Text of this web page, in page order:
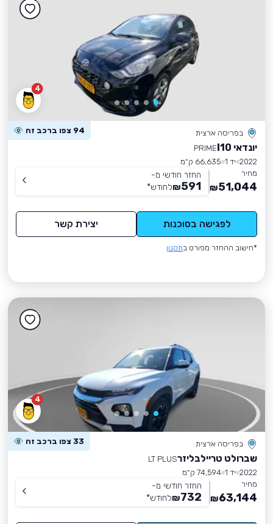
4
בפריסה ארצית 94 צפו ברכב זה
יונדאי I10
PRIME
2022 יד 1
66,635 ק״מ
מחיר
51,044
₪
החזר חודשי מ-
591
₪לחודש*
לפגישה בסוכנות יצירת קשר
*חישוב ההחזר מפורט בתקנון
4
בפריסה ארצית 33 צפו ברכב זה
שברולט טריילבליזרLT PLUS
2022 יד 1
74,594 ק״מ
מחיר
63,144
₪
החזר חודשי מ-
732
₪לחודש*